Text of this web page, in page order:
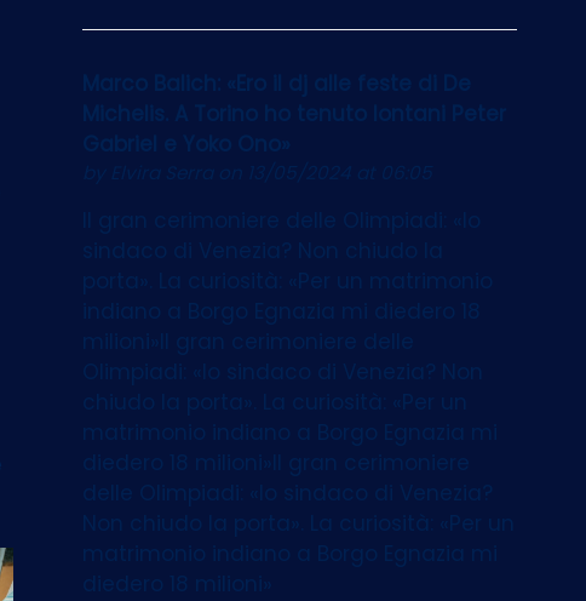
Marco Balich: «Ero il dj alle feste di De
Michelis. A Torino ho tenuto lontani Peter
Gabriel e Yoko Ono»
by Elvira Serra on 13/05/2024 at 06:05
Il gran cerimoniere delle Olimpiadi: «Io
sindaco di Venezia? Non chiudo la
porta». La curiosità: «Per un matrimonio
indiano a Borgo Egnazia mi diedero 18
milioni»Il gran cerimoniere delle
Olimpiadi: «Io sindaco di Venezia? Non
chiudo la porta». La curiosità: «Per un
matrimonio indiano a Borgo Egnazia mi
diedero 18 milioni»Il gran cerimoniere
delle Olimpiadi: «Io sindaco di Venezia?
Non chiudo la porta». La curiosità: «Per un
matrimonio indiano a Borgo Egnazia mi
diedero 18 milioni»